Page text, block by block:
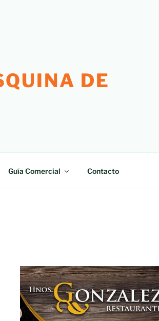
DE
Guía Comercial Contacto